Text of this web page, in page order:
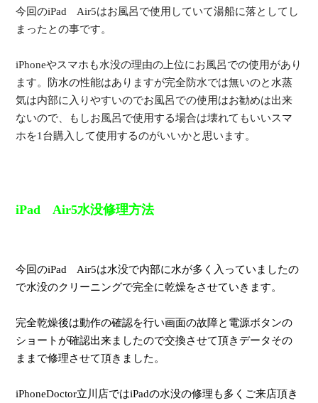
今回のiPad Air5はお風呂で使用していて湯船に落としてし
まったとの事です。
iPhoneやスマホも水没の理由の上位にお風呂での使用があり
ます。防水の性能はありますが完全防水では無いのと水蒸
気は内部に入りやすいのでお風呂での使用はお勧めは出来
ないので、もしお風呂で使用する場合は壊れてもいいスマ
ホを1台購入して使用するのがいいかと思います。
iPad Air5水没修理方法
今回のiPad Air5は水没で内部に水が多く入っていましたの
で水没のクリーニングで完全に乾燥をさせていきます。
完全乾燥後は動作の確認を行い画面の故障と電源ボタンの
ショートが確認出来ましたので交換させて頂きデータその
ままで修理させて頂きました。
iPhoneDoctor立川店ではiPadの水没の修理も多くご来店頂き